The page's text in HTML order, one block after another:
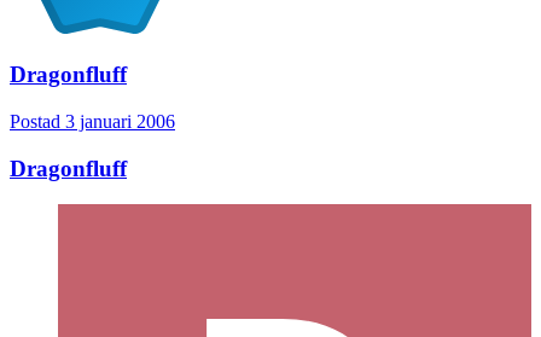
Dragonfluff
Postad 3 januari 2006
Dragonfluff